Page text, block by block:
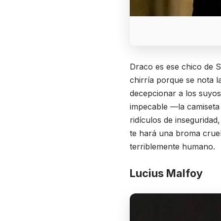
Draco es ese chico de
chirría porque se nota
decepcionar a los
impecable —la
ridículos de
te hará una broma
terriblemente humano.
Lucius Malfoy